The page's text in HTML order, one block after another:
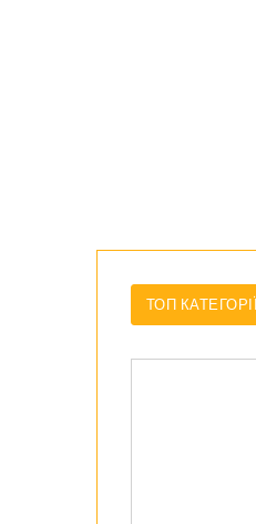
ТОП КАТЕГОРІЇ